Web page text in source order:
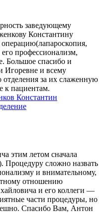
заведующему
Константину
его профессионализм,
Большое спасибо и
Игоревне и всему
за их слаженную
к пациентам.
Константин
этим летом сначала
сложно назвать
и внимательному,
отношению
и его коллеги —
части процедуры, но
Спасибо Вам, Антон